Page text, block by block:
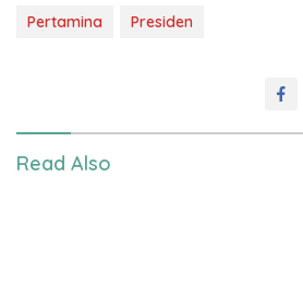
Pertamina
Presiden
Read Also